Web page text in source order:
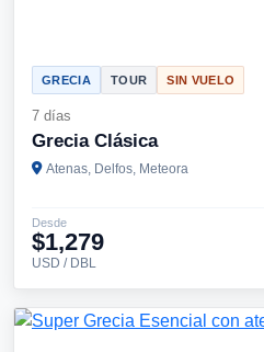
GRECIA TOUR SIN VUELO
7 días
Grecia Clásica
Atenas, Delfos, Meteora
Desde
$1,279
USD / DBL